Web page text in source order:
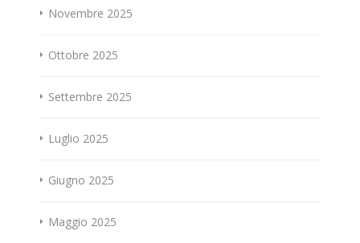
Novembre 2025
Ottobre 2025
Settembre 2025
Luglio 2025
Giugno 2025
Maggio 2025